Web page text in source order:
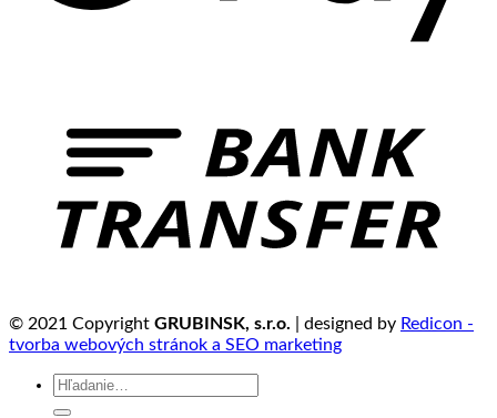
© 2021 Copyright GRUBINSK, s.r.o. | designed by Redicon -
tvorba webových stránok a SEO marketing
Hľadať: